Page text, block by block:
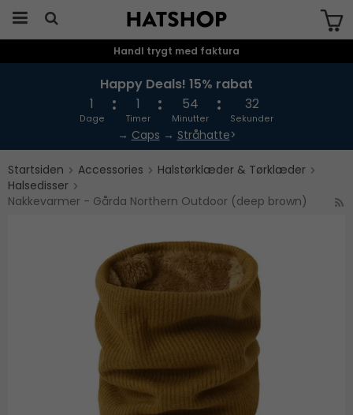
Produktet er blevet tilføjet til din
Handl trygt med faktura
Happy Deals! 15% rabat
1
Dage
1
Timer
54
Minutter
32
Sekunder
→ Caps → Stråhatte>
Startsiden Accessories
Halstørklæder & Tørklæder
Halsedisser
Nakkevarmer - Gårda Northern Outdoor (deep brown)